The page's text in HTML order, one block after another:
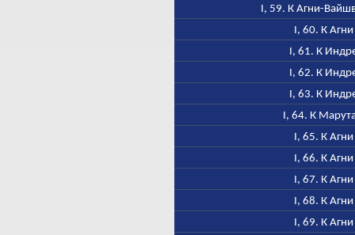
I, 59. К Агни-
I, 60. К Агни
I, 61. К
I, 62. К
I, 63. К
I, 64. К
I, 65. К Агни
I, 66. К Агни
I, 67. К Агни
I, 68. К Агни
I, 69. К Агни